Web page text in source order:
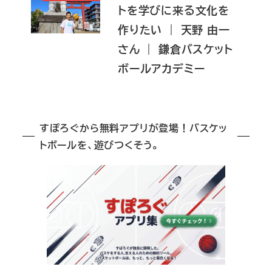
トを学びに来る文化を
作りたい ｜ 天野 由一
さん ｜ 鎌倉バスケット
ボールアカデミー
すぽろぐから無料アプリが登場！バスケッ
トボールを、遊びつくそう。